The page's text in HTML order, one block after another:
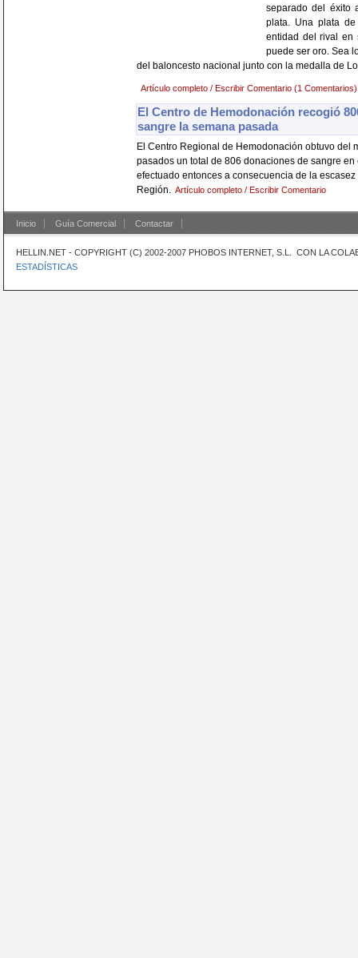
separado del éxito
plata. Una plata
entidad del rival en
puede ser oro. Sea
del baloncesto nacional junto con la medalla de
Artículo completo / Escribir Comentario (1 Comentarios)
El Centro de Hemodonación recogió
sangre la semana pasada
El Centro Regional de Hemodonación obtuvo del
pasados un total de 806 donaciones de sangre
efectuado entonces a consecuencia de la
Región. Artículo completo / Escribir Comentario
Inicio Guía Comercial Contactar
HELLIN.NET - COPYRIGHT (C) 2002-2007 PHOBOS INTERNET, S.L. CON LA
ESTADÍSTICAS